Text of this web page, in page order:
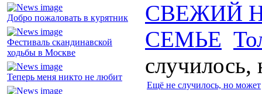
Добро пожаловать в курятник
Фестиваль скандинавской
ходьбы в Москве
Теперь меня никто не любит
СВЕЖИЙ
СЕМЬЕ
Ещё не случилось, но может